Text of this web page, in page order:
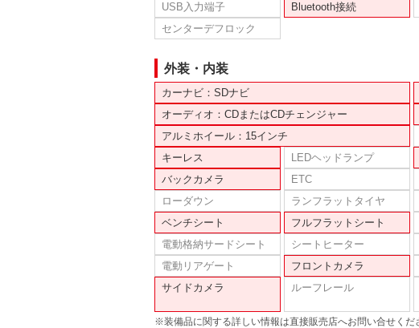
USB入力端子
Bluetooth接続
センターデフロック
外装・内装
カーナビ：SDナビ
オーディオ：CDまたはCDチェンジャー
アルミホイール：15インチ
キーレス
LEDヘッドランプ
バックカメラ
ETC
ローダウン
ランフラットタイヤ
ベンチシート
フルフラットシート
電動格納サードシート
シートヒーター
電動リアゲート
フロントカメラ
サイドカメラ
ルーフレール
※装備品に関する詳しい情報は直接販売店へお問い合せくだ